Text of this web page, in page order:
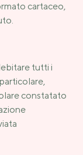
cartaceo,
tutti i
constatato